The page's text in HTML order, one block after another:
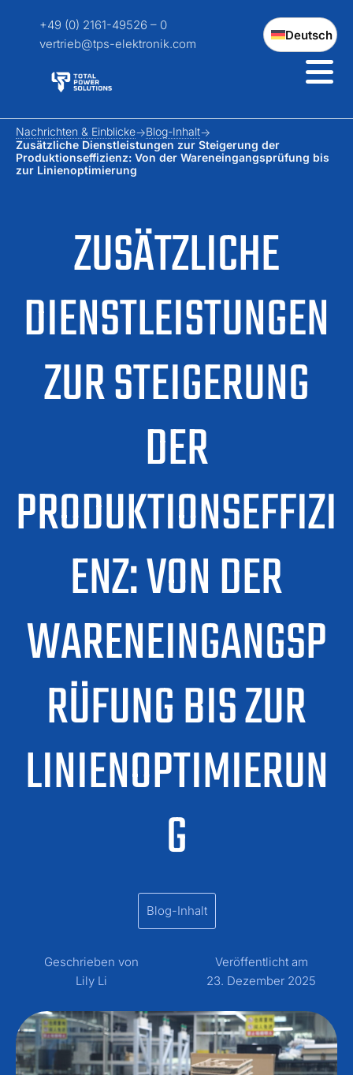
+49 (0) 2161-49526 – 0
vertrieb@tps-elektronik.com
Deutsch
ZUSÄTZLICHE
DIENSTLEISTUNGEN
ZUR STEIGERUNG
DER
PRODUKTIONSEFFIZI
ENZ: VON DER
WARENEINGANGSP
RÜFUNG BIS ZUR
LINIENOPTIMIERUN
G
Nachrichten & Einblicke
Blog-Inhalt
Zusätzliche Dienstleistungen zur Steigerung der
Produktionseffizienz: Von der Wareneingangsprüfung bis
zur Linienoptimierung
Blog-Inhalt
Geschrieben von
Lily Li
Veröffentlicht am
23. Dezember 2025